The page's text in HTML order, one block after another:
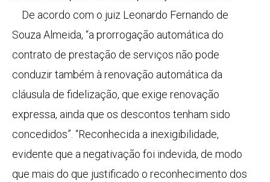
De acordo com o juiz Leonardo Fernando de
Souza Almeida, “a prorrogação automática do
contrato de prestação de serviços não pode
conduzir também à renovação automática da
cláusula de fidelização, que exige renovação
expressa, ainda que os descontos tenham sido
concedidos”. “Reconhecida a inexigibilidade,
evidente que a negativação foi indevida, de modo
que mais do que justificado o reconhecimento dos